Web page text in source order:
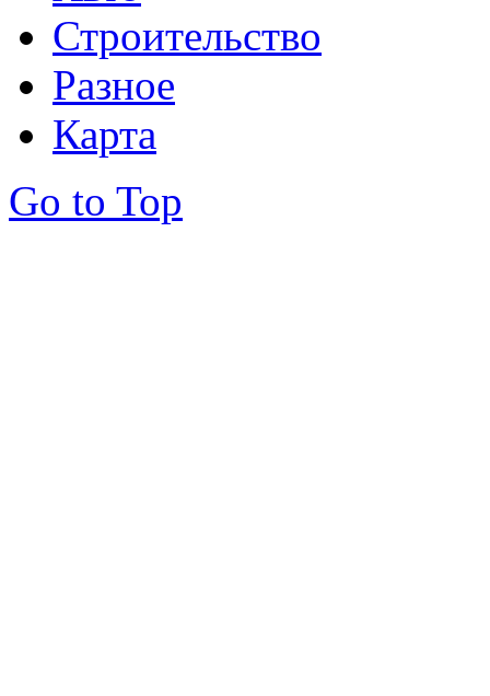
Строительство
Разное
Карта
Go to Top